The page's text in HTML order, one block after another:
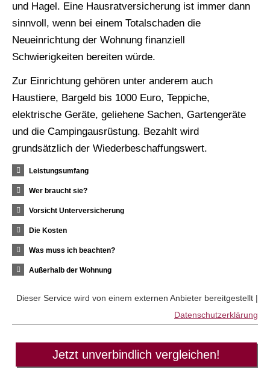
und Hagel. Eine Haus­rat­ver­si­che­rung ist immer dann
sinnvoll, wenn bei einem Totalschaden die
Neueinrichtung der Wohnung finanziell
Schwierigkeiten bereiten würde.
Zur Einrichtung gehören unter anderem auch
Haustiere, Bargeld bis 1000 Euro, Teppiche,
elektrische Geräte, geliehene Sachen, Gartengeräte
und die Campingausrüstung. Bezahlt wird
grundsätzlich der Wiederbeschaffungswert.
Leistungsumfang
Wer braucht sie?
Vorsicht Unterversicherung
Die Kosten
Was muss ich beachten?
Außerhalb der Wohnung
Dieser Service wird von einem externen Anbieter bereitgestellt |
Datenschutzerklärung
Datenschutzerklärung
Jetzt unverbindlich vergleichen!